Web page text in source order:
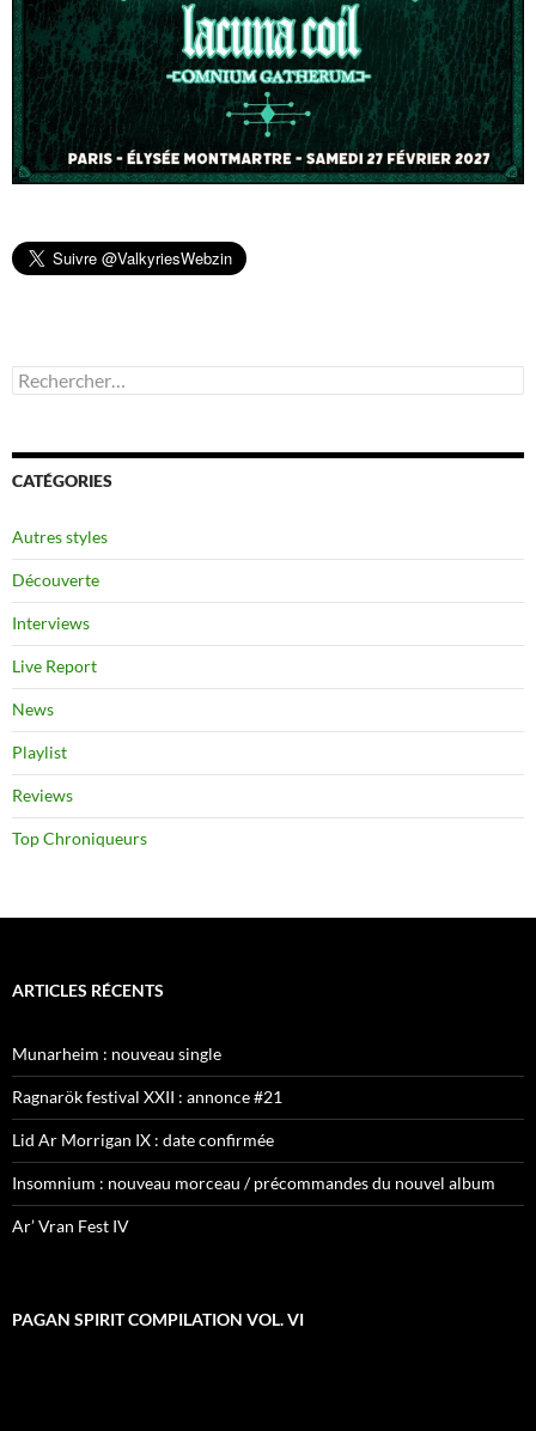
Rechercher :
CATÉGORIES
Autres styles
Découverte
Interviews
Live Report
News
Playlist
Reviews
Top Chroniqueurs
ARTICLES RÉCENTS
Munarheim : nouveau single
Ragnarök festival XXII : annonce #21
Lid Ar Morrigan IX : date confirmée
Insomnium : nouveau morceau / précommandes du nouvel album
Ar’ Vran Fest IV
PAGAN SPIRIT COMPILATION VOL. VI